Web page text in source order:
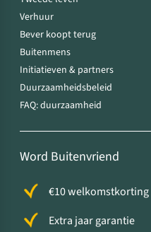
Verhuur
Bever koopt terug
Buitenmens
Initiatieven & partners
Duurzaamheidsbeleid
FAQ: duurzaamheid
Word Buitenvriend
€10 welkomstkorting
Extra jaar garantie